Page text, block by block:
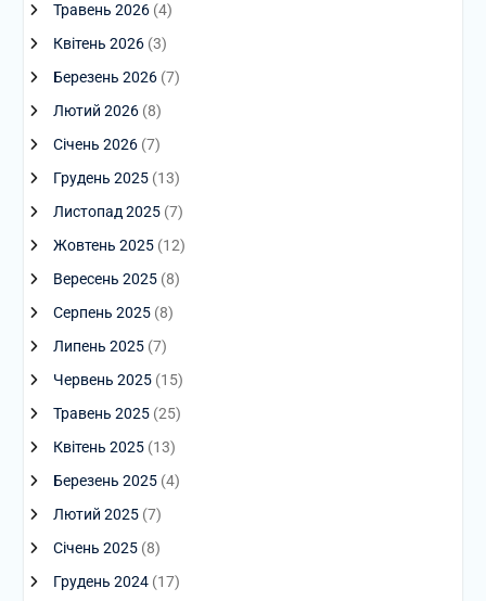
Травень 2026(4)
Квітень 2026(3)
Березень 2026(7)
Лютий 2026(8)
Січень 2026(7)
Грудень 2025(13)
Листопад 2025(7)
Жовтень 2025(12)
Вересень 2025(8)
Серпень 2025(8)
Липень 2025(7)
Червень 2025(15)
Травень 2025(25)
Квітень 2025(13)
Березень 2025(4)
Лютий 2025(7)
Січень 2025(8)
Грудень 2024(17)